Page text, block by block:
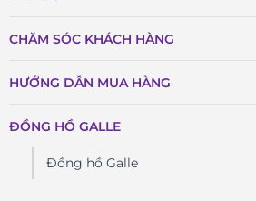
CHĂM SÓC KHÁCH HÀNG
HƯỚNG DẪN MUA HÀNG
ĐỒNG HỒ GALLE
Đồng hồ Galle